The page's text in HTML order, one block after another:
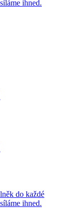
ihned.
do každé
ihned.